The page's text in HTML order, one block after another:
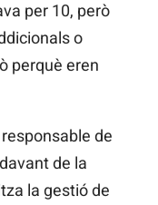
per 10, però
o
perquè eren
de
de la
la gestió de